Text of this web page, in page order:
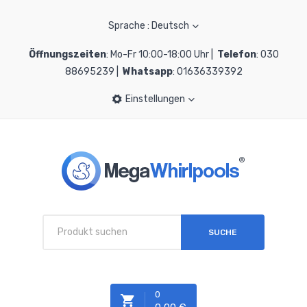
Sprache : Deutsch
Öffnungszeiten: Mo-Fr 10:00-18:00 Uhr | Telefon: 030
88695239 | Whatsapp: 01636339392
Einstellungen
SUCHE
0